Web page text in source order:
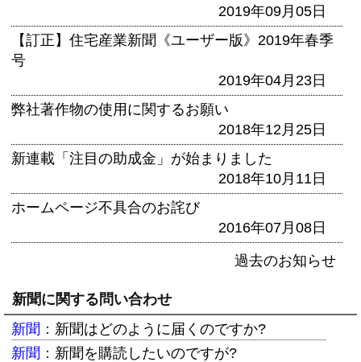
2019年09月05日
【訂正】住宅産業新聞《ユーザー版》2019年春季
号
2019年04月23日
弊社著作物の使用に関するお願い
2018年12月25日
新連載「注目の助成金」が始まりました
2018年10月11日
ホームページ不具合のお詫び
2016年07月08日
過去のお知らせ
新聞に関する問い合わせ
新聞 ： 新聞はどのように届くのですか?
新聞 ： 新聞を購読したいのですが?